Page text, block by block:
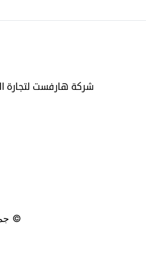
شركة هارفست لتجارة
©